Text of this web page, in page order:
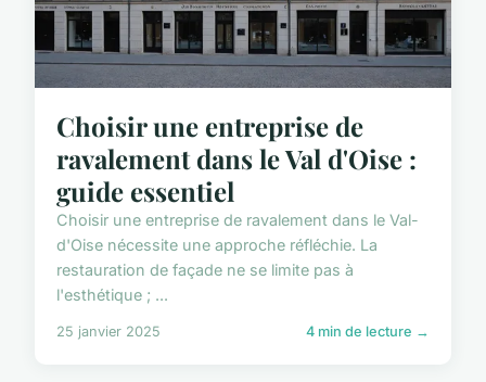
Choisir une entreprise de
ravalement dans le Val d'Oise :
guide essentiel
Choisir une entreprise de ravalement dans le Val-
d'Oise nécessite une approche réfléchie. La
restauration de façade ne se limite pas à
l'esthétique ; ...
25 janvier 2025 4 min de lecture →